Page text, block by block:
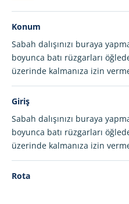
Konum
Sabah dalışınızı buraya
boyunca batı rüzgarları
üzerinde kalmanıza izin
Giriş
Sabah dalışınızı buraya
boyunca batı rüzgarları
üzerinde kalmanıza izin
Rota